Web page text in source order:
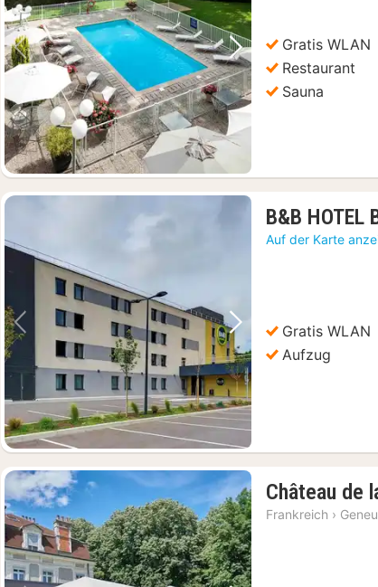
Vorheriges Bild Nächstes Bild
Gratis WLAN
Restaurant
Sauna
Vorheriges Bild Nächstes Bild
B&B HOTEL
Auf der Karte
Gratis WLAN
Aufzug
Château de
Frankreich ›